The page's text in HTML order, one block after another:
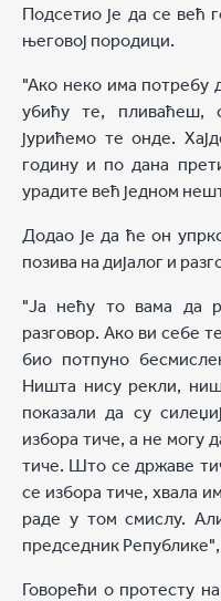
Подсетио је да се већ
његовој породици.
"Ако неко има потребу
убићу те, пливаћеш,
јурићемо те онде.
годину и по дана
урадите већ једном
Додао је да ће он
позива на дијалог и
"Ја нећу то вама да
разговор. Ако ви себе
био потпуно
Ништа нису рекли,
показали да су
избора тиче, а не могу
тиче. Што се државе
се избора тиче, хвала
раде у том смислу.
председник
Говорећи о протесту